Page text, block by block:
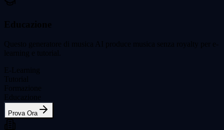
Educazione
Questo generatore di musica AI produce musica senza royalty per e-
learning e tutorial.
E-Learning
Tutorial
Formazione
Educazione
Prova Ora